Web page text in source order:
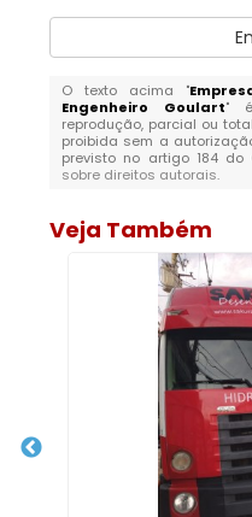
O texto acima "
Engenheiro Goulart"
reprodução, parcial ou
proibida sem a
previsto no artigo 184 do
sobre direitos autorais.
Veja Também